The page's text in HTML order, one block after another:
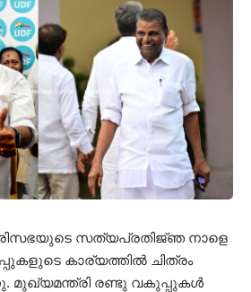
സത്യപ്രതിജ്‌ഞ നാളെ
കാര്യത്തില്‍ ചിത്രം
രണ്ടു വകുപ്പുകള്‍